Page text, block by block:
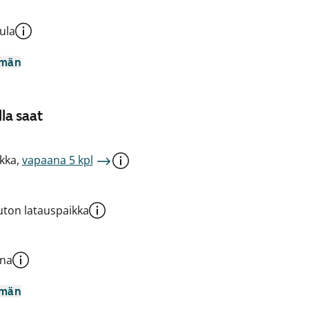
saat
vapaana 5 kpl
latauspaikka